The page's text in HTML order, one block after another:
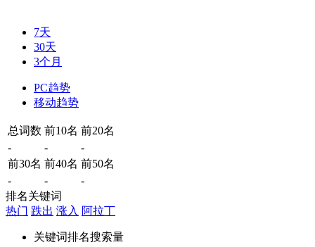
7天
30天
3个月
PC趋势
移动趋势
总词数 前10名 前20名
-
-
-
前30名 前40名 前50名
-
-
-
排名关键词
热门 跌出 涨入 阿拉丁
关键词排名搜索量